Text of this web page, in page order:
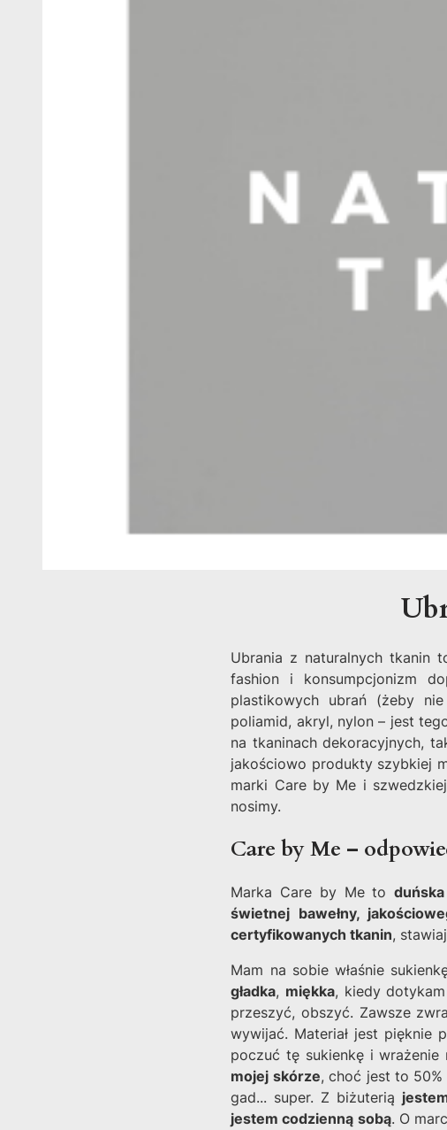
Ubrania z naturalnych tkanin
fashion i konsumpcjonizm
plastikowych ubrań (żeby
poliamid, akryl, nylon – jest
na tkaninach dekoracyjnych,
jakościowo produkty szybkiej
marki Care by Me i
nosimy.
Care by Me –
Marka Care by Me to
świetnej bawełny,
certyfikowanych tkanin,
Mam na sobie właśnie
gładka, miękka, kiedy dotykam
przeszyć, obszyć. Zawsze
wywijać. Materiał jest pięknie
poczuć tę sukienkę i wrażenie
mojej skórze, choć jest to 50%
gad... super. Z biżuterią
jestem codzienną sobą. O